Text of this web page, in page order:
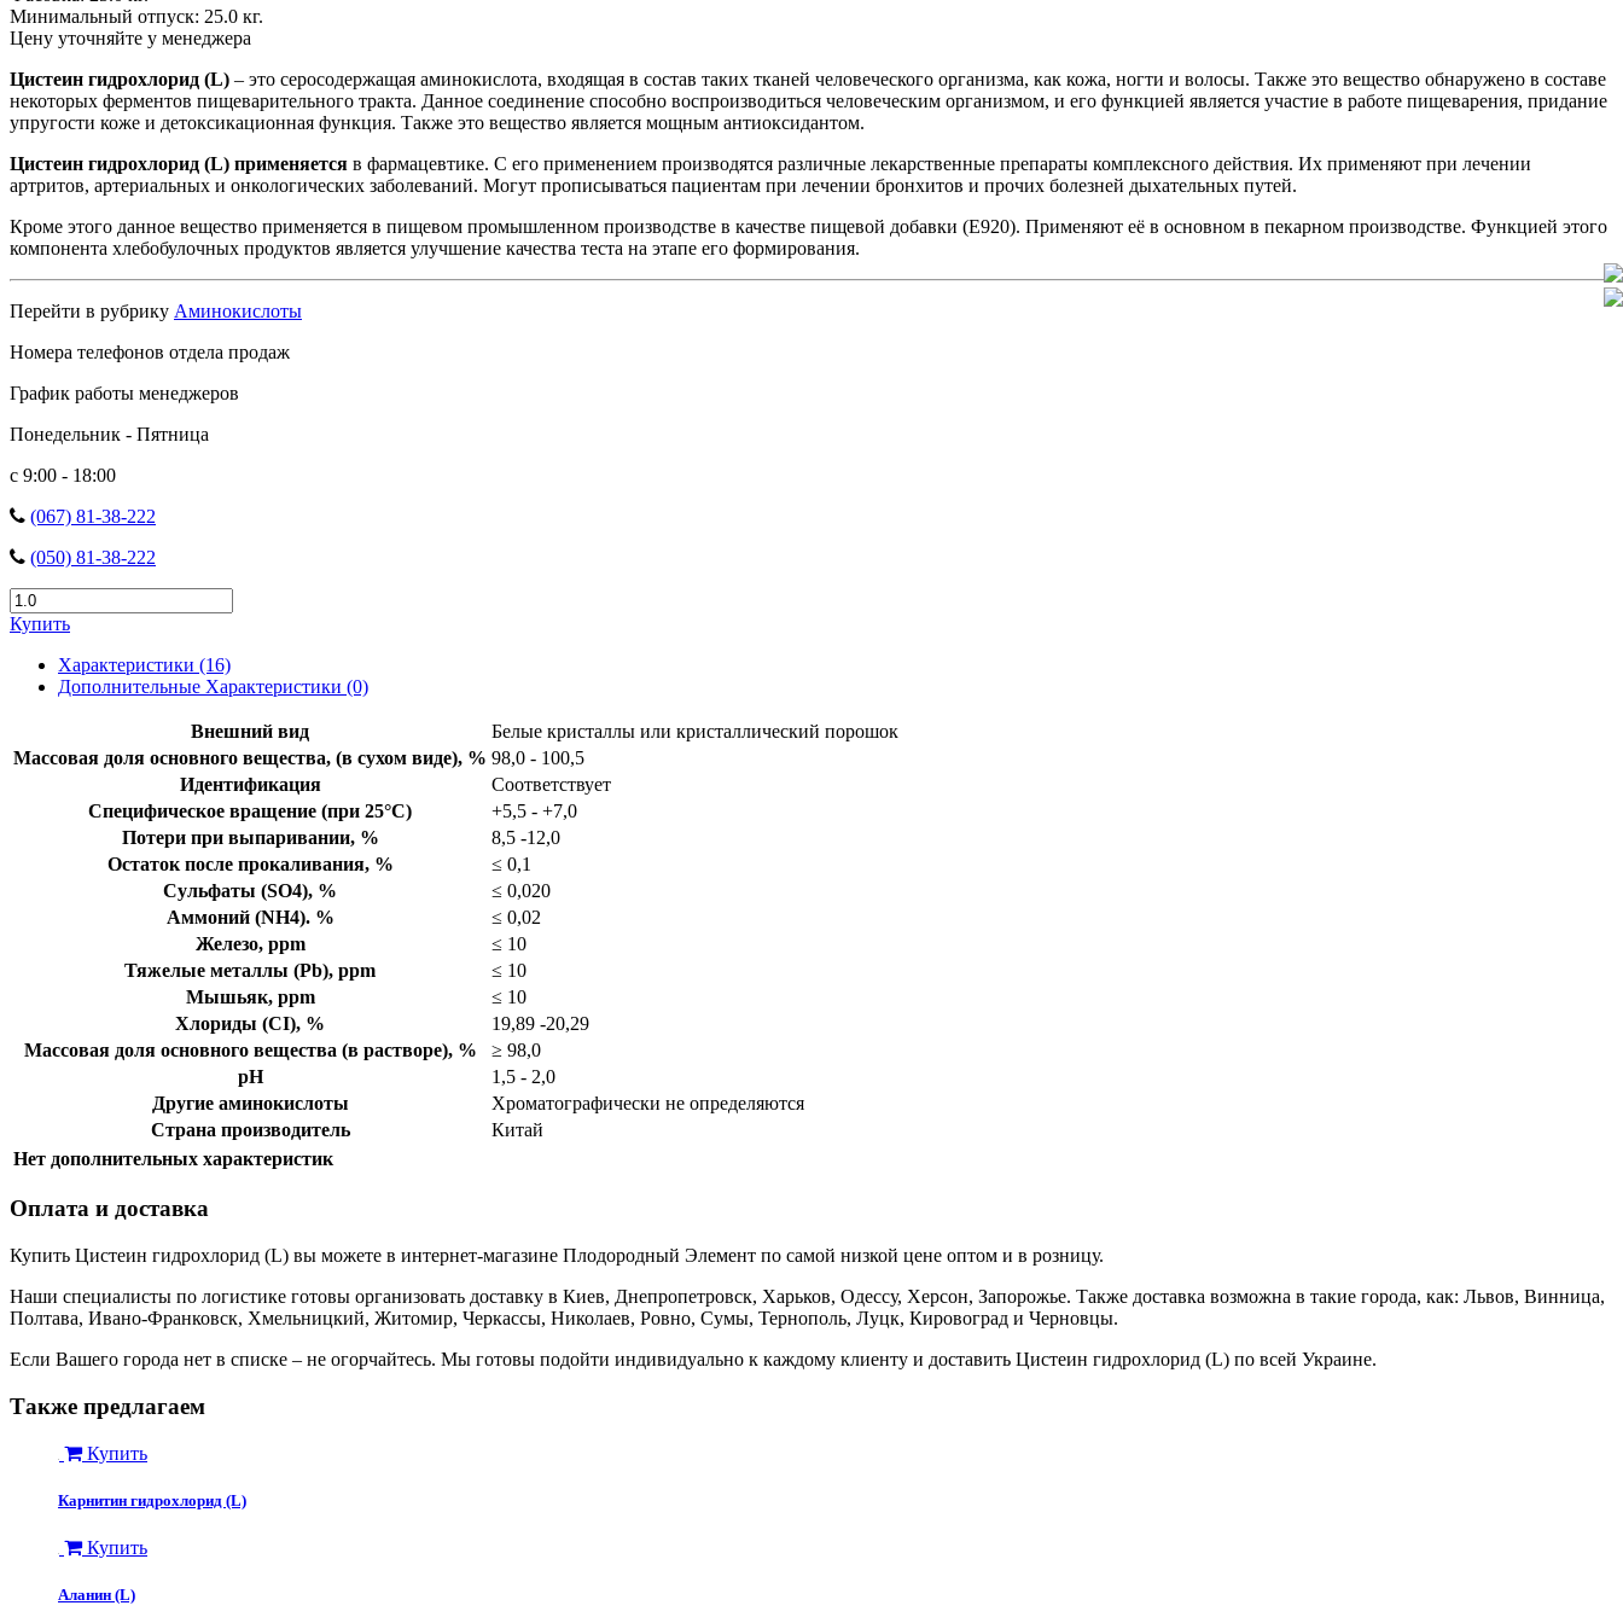
Минимальный отпуск: 25.0 кг.
Цену уточняйте у менеджера
Цистеин гидрохлорид (L) – это серосодержащая аминокислота, входящая в состав таких тканей человеческого организма, как кожа, ногти и волосы. Также это вещество обнаружено в составе
некоторых ферментов пищеварительного тракта. Данное соединение способно воспроизводиться человеческим организмом, и его функцией является участие в работе пищеварения, придание
упругости коже и детоксикационная функция. Также это вещество является мощным антиоксидантом.
Цистеин гидрохлорид (L) применяется в фармацевтике. С его применением производятся различные лекарственные препараты комплексного действия. Их применяют при лечении
артритов, артериальных и онкологических заболеваний. Могут прописываться пациентам при лечении бронхитов и прочих болезней дыхательных путей.
Кроме этого данное вещество применяется в пищевом промышленном производстве в качестве пищевой добавки (Е920). Применяют её в основном в пекарном производстве. Функцией этого
компонента хлебобулочных продуктов является улучшение качества теста на этапе его формирования.
Перейти в рубрику Аминокислоты
Номера телефонов отдела продаж
График работы менеджеров
Понедельник - Пятница
с 9:00 - 18:00
(067) 81-38-222
(050) 81-38-222
Купить
Характеристики (16)
Дополнительные Характеристики (0)
Внешний вид
Белые кристаллы или кристаллический порошок
Массовая доля основного вещества, (в сухом виде), % 98,0 - 100,5
Идентификация
Соответствует
Специфическое вращение (при 25°С)
+5,5 - +7,0
Потери при выпаривании, %
8,5 -12,0
Остаток после прокаливания, %
≤ 0,1
Сульфаты (SO4), %
≤ 0,020
Аммоний (NH4). %
≤ 0,02
Железо, ppm
≤ 10
Тяжелые металлы (Pb), ppm
≤ 10
Мышьяк, ppm
≤ 10
Хлориды (СI), %
19,89 -20,29
Массовая доля основного вещества (в растворе), %
≥ 98,0
рН
1,5 - 2,0
Другие аминокислоты
Хроматографически не определяются
Страна производитель
Китай
Нет дополнительных характеристик
Оплата и доставка
Купить Цистеин гидрохлорид (L) вы можете в интернет-магазине Плодородный Элемент по самой низкой цене оптом и в розницу.
Наши специалисты по логистике готовы организовать доставку в Киев, Днепропетровск, Харьков, Одессу, Херсон, Запорожье. Также доставка возможна в такие города, как: Львов, Винница,
Полтава, Ивано-Франковск, Хмельницкий, Житомир, Черкассы, Николаев, Ровно, Сумы, Тернополь, Луцк, Кировоград и Черновцы.
Если Вашего города нет в списке – не огорчайтесь. Мы готовы подойти индивидуально к каждому клиенту и доставить Цистеин гидрохлорид (L) по всей Украине.
Также предлагаем
Купить
Карнитин гидрохлорид (L)
Купить
Аланин (L)